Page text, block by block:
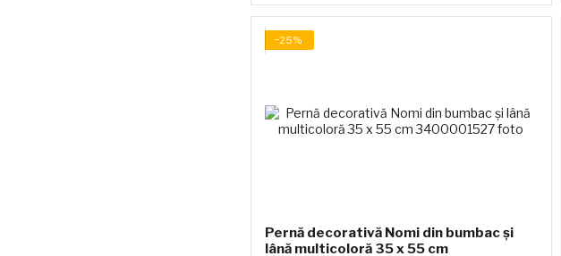
−25%
Pernă decorativă Nomi din bumbac și
lână multicoloră 35 x 55 cm